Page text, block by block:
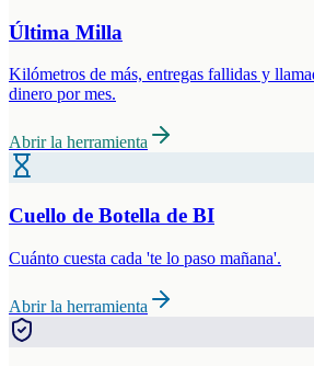
Última Milla
Kilómetros de más, entregas fallidas y
dinero por mes.
Abrir la herramienta
Cuello de Botella de BI
Cuánto cuesta cada 'te lo paso mañana'.
Abrir la herramienta